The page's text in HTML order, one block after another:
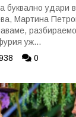
буквално удари
Мартина
уж...
0